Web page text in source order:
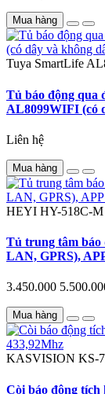
Mua hàng
Tuya SmartLife
Tủ báo động qua
AL8099WIFI (có
Liên hệ
Mua hàng
HEYI HY-518C-M
Tủ trung tâm báo
LAN, GPRS),
3.450.000
Mua hàng
KASVISION KS-
Còi báo động tích